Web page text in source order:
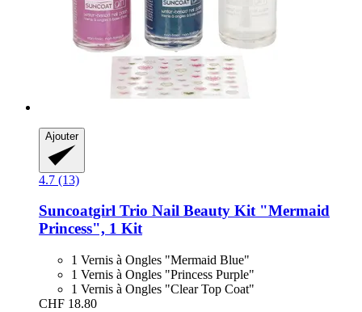
Ajouter
4.7 (13)
Suncoatgirl Trio Nail Beauty Kit "Mermaid
Princess", 1 Kit
1 Vernis à Ongles "Mermaid Blue"
1 Vernis à Ongles "Princess Purple"
1 Vernis à Ongles "Clear Top Coat"
CHF 18.80